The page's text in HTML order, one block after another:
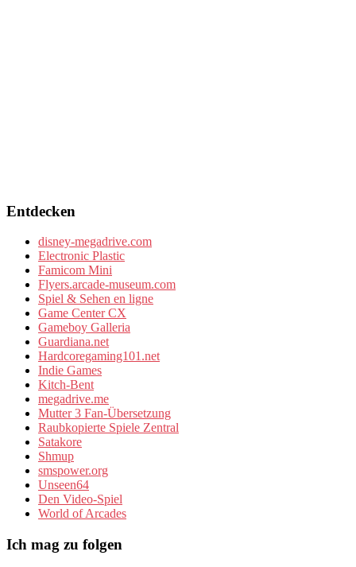
Entdecken
disney-megadrive.com
Electronic Plastic
Famicom Mini
Flyers.arcade-museum.com
Spiel & Sehen en ligne
Game Center CX
Gameboy Galleria
Guardiana.net
Hardcoregaming101.net
Indie Games
Kitch-Bent
megadrive.me
Mutter 3 Fan-Übersetzung
Raubkopierte Spiele Zentral
Satakore
Shmup
smspower.org
Unseen64
Den Video-Spiel
World of Arcades
Ich mag zu folgen